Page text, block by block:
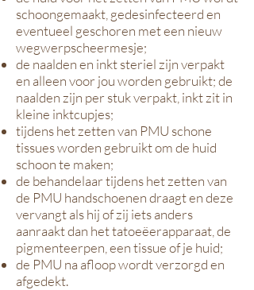
schoongemaakt, gedesinfecteerd en
eventueel geschoren met een nieuw
wegwerpscheermesje;
de naalden en inkt steriel zijn verpakt
en alleen voor jou worden gebruikt; de
naalden zijn per stuk verpakt, inkt zit in
kleine inktcupjes;
tijdens het zetten van PMU schone
tissues worden gebruikt om de huid
schoon te maken;
de behandelaar tijdens het zetten van
de PMU handschoenen draagt en deze
vervangt als hij of zij iets anders
aanraakt dan het tatoeëerapparaat, de
pigmenteerpen, een tissue of je huid;
de PMU na afloop wordt verzorgd en
afgedekt.